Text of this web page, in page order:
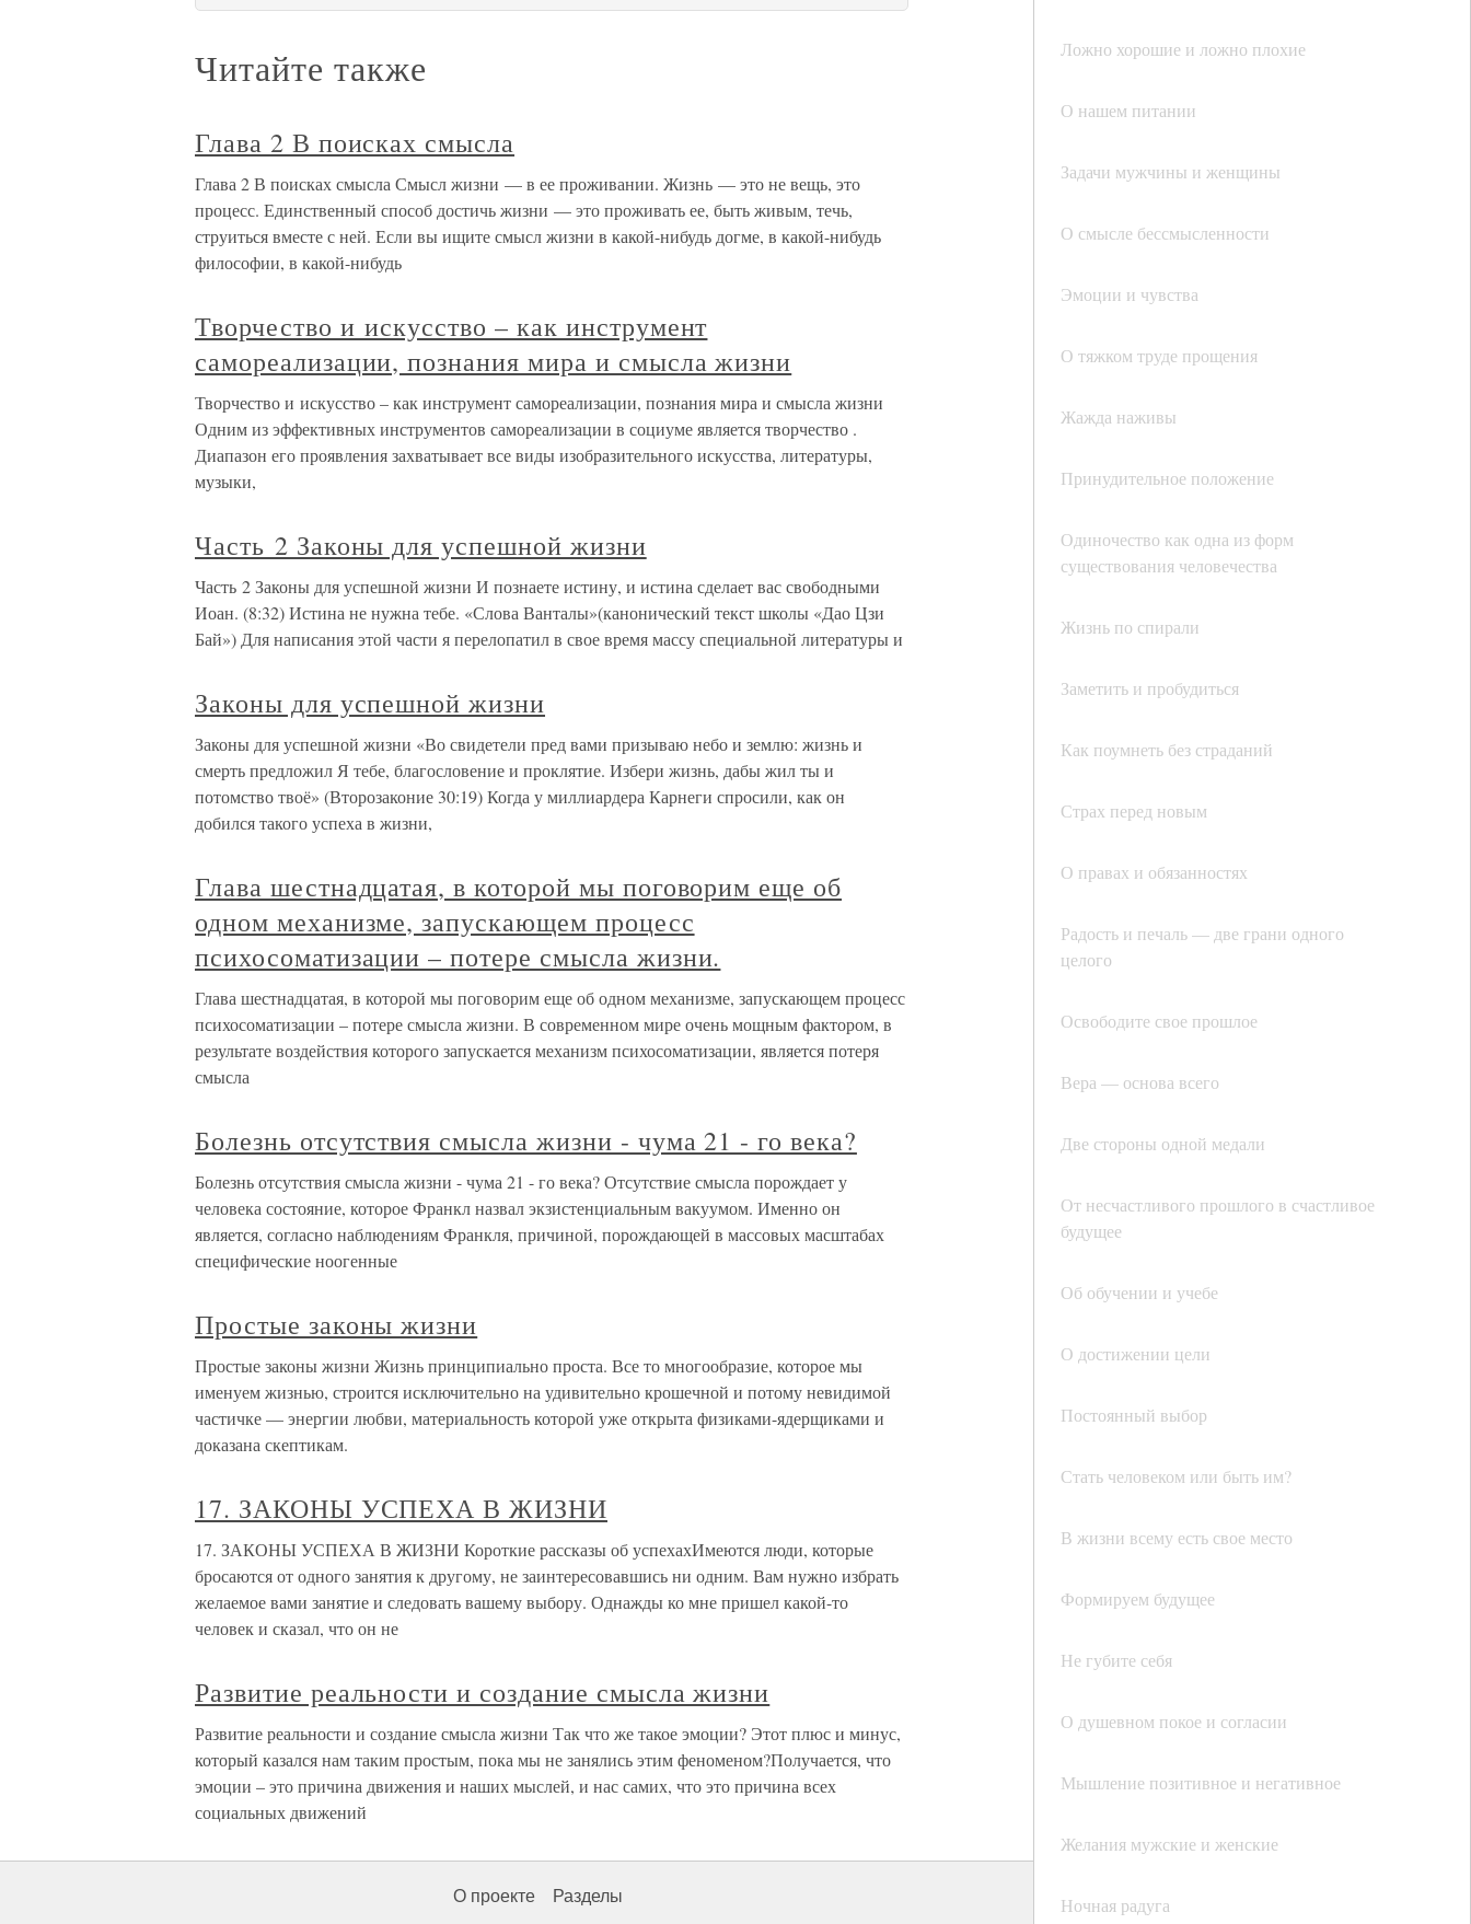
Ложно хорошие и ложно плохие
О нашем питании
Задачи мужчины и женщины
О смысле бессмысленности
Эмоции и чувства
О тяжком труде прощения
Жажда наживы
Принудительное положение
Одиночество как одна из форм
существования человечества
Жизнь по спирали
Заметить и пробудиться
Как поумнеть без страданий
Страх перед новым
О правах и обязанностях
Радость и печаль — две грани одного
целого
Освободите свое прошлое
Вера — основа всего
Две стороны одной медали
От несчастливого прошлого в счастливое
будущее
Об обучении и учебе
О достижении цели
Постоянный выбор
Стать человеком или быть им?
В жизни всему есть свое место
Формируем будущее
Не губите себя
О душевном покое и согласии
Мышление позитивное и негативное
Желания мужские и женские
Ночная радуга
Читайте также
Глава 2 В поисках смысла
Глава 2 В поисках смысла Смысл жизни — в ее проживании. Жизнь — это не вещь, это
процесс. Единственный способ достичь жизни — это проживать ее, быть живым, течь,
струиться вместе с ней. Если вы ищите смысл жизни в какой-нибудь догме, в какой-нибудь
философии, в какой-нибудь
Творчество и искусство – как инструмент
самореализации, познания мира и смысла жизни
Творчество и искусство – как инструмент самореализации, познания мира и смысла жизни
Одним из эффективных инструментов самореализации в социуме является творчество .
Диапазон его проявления захватывает все виды изобразительного искусства, литературы,
музыки,
Часть 2 Законы для успешной жизни
Часть 2 Законы для успешной жизни И познаете истину, и истина сделает вас свободными
Иоан. (8:32) Истина не нужна тебе. «Слова Ванталы»(канонический текст школы «Дао Цзи
Бай») Для написания этой части я перелопатил в свое время массу специальной литературы и
Законы для успешной жизни
Законы для успешной жизни «Во свидетели пред вами призываю небо и землю: жизнь и
смерть предложил Я тебе, благословение и проклятие. Избери жизнь, дабы жил ты и
потомство твоё» (Второзаконие 30:19) Когда у миллиардера Карнеги спросили, как он
добился такого успеха в жизни,
Глава шестнадцатая, в которой мы поговорим еще об
одном механизме, запускающем процесс
психосоматизации – потере смысла жизни.
Глава шестнадцатая, в которой мы поговорим еще об одном механизме, запускающем процесс
психосоматизации – потере смысла жизни. В современном мире очень мощным фактором, в
результате воздействия которого запускается механизм психосоматизации, является потеря
смысла
Болезнь отсутствия смысла жизни - чума 21 - го века?
Болезнь отсутствия смысла жизни - чума 21 - го века? Отсутствие смысла порождает у
человека состояние, которое Франкл назвал экзистенциальным вакуумом. Именно он
является, согласно наблюдениям Франкля, причиной, порождающей в массовых масштабах
специфические ноогенные
Простые законы жизни
Простые законы жизни Жизнь принципиально проста. Все то многообразие, которое мы
именуем жизнью, строится исключительно на удивительно крошечной и потому невидимой
частичке — энергии любви, материальность которой уже открыта физиками-ядерщиками и
доказана скептикам.
17. ЗАКОНЫ УСПЕХА В ЖИЗНИ
17. ЗАКОНЫ УСПЕХА В ЖИЗНИ Короткие рассказы об успехахИмеются люди, которые
бросаются от одного занятия к другому, не заинтересовавшись ни одним. Вам нужно избрать
желаемое вами занятие и следовать вашему выбору. Однажды ко мне пришел какой-то
человек и сказал, что он не
Развитие реальности и создание смысла жизни
Развитие реальности и создание смысла жизни Так что же такое эмоции? Этот плюс и минус,
который казался нам таким простым, пока мы не занялись этим феноменом?Получается, что
эмоции – это причина движения и наших мыслей, и нас самих, что это причина всех
социальных движений
О проекте Разделы